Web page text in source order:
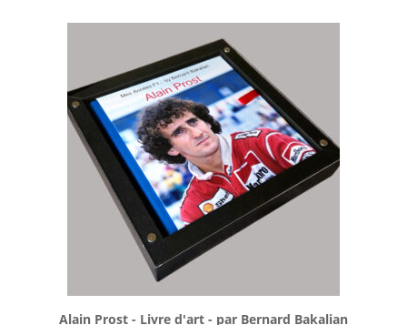
Alain Prost - Livre d'art - par Bernard Bakalian